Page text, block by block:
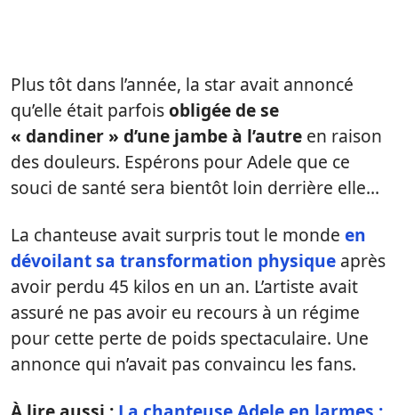
Plus tôt dans l’année, la star avait annoncé
qu’elle était parfoisobligée de se
« dandiner » d’une jambe à l’autre en raison
des douleurs. Espérons pour Adele que ce
souci de santé sera bientôt loin derrière elle…
La chanteuse avait surpris tout le monde en
dévoilant sa transformation physique après
avoir perdu 45 kilos en un an. L’artiste avait
assuré ne pas avoir eu recours à un régime
pour cette perte de poids spectaculaire. Une
annonce qui n’avait pas convaincu les fans.